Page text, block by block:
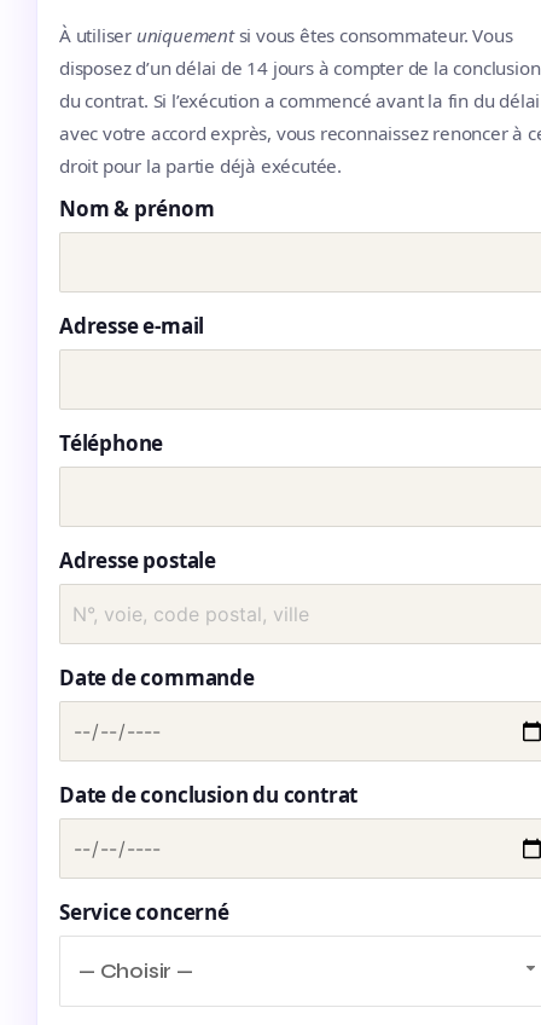
À utiliser uniquementsi vous êtes consommateur. Vous
disposez d’un délai de 14 jours à compter de la conclusion
du contrat. Si l’exécution a commencé avant la fin du délai
avec votre accord exprès, vous reconnaissez renoncer à
droit pour la partie déjà exécutée.
Nom & prénom
Adresse e-mail
Téléphone
Adresse postale
Date de commande
Date de conclusion du contrat
Service concerné
— Choisir —